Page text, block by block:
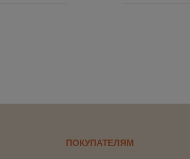
ПОКУПАТЕЛЯМ